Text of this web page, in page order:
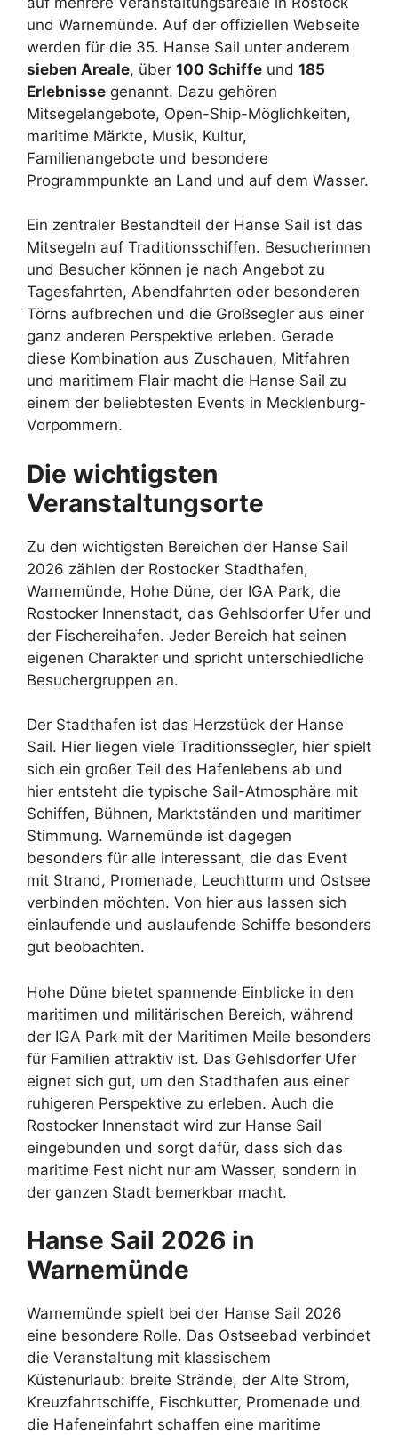
und Warnemünde. Auf der offiziellen Webseite
werden für die 35. Hanse Sail unter anderem
sieben Areale, über 100 Schiffe und 185
Erlebnisse genannt. Dazu gehören
Mitsegelangebote, Open-Ship-Möglichkeiten,
maritime Märkte, Musik, Kultur,
Familienangebote und besondere
Programmpunkte an Land und auf dem Wasser.
Ein zentraler Bestandteil der Hanse Sail ist das
Mitsegeln auf Traditionsschiffen. Besucherinnen
und Besucher können je nach Angebot zu
Tagesfahrten, Abendfahrten oder besonderen
Törns aufbrechen und die Großsegler aus einer
ganz anderen Perspektive erleben. Gerade
diese Kombination aus Zuschauen, Mitfahren
und maritimem Flair macht die Hanse Sail zu
einem der beliebtesten Events in Mecklenburg-
Vorpommern.
Die wichtigsten
Veranstaltungsorte
Zu den wichtigsten Bereichen der Hanse Sail
2026 zählen der Rostocker Stadthafen,
Warnemünde, Hohe Düne, der IGA Park, die
Rostocker Innenstadt, das Gehlsdorfer Ufer und
der Fischereihafen. Jeder Bereich hat seinen
eigenen Charakter und spricht unterschiedliche
Besuchergruppen an.
Der Stadthafen ist das Herzstück der Hanse
Sail. Hier liegen viele Traditionssegler, hier spielt
sich ein großer Teil des Hafenlebens ab und
hier entsteht die typische Sail-Atmosphäre mit
Schiffen, Bühnen, Marktständen und maritimer
Stimmung. Warnemünde ist dagegen
besonders für alle interessant, die das Event
mit Strand, Promenade, Leuchtturm und Ostsee
verbinden möchten. Von hier aus lassen sich
einlaufende und auslaufende Schiffe besonders
gut beobachten.
Hohe Düne bietet spannende Einblicke in den
maritimen und militärischen Bereich, während
der IGA Park mit der Maritimen Meile besonders
für Familien attraktiv ist. Das Gehlsdorfer Ufer
eignet sich gut, um den Stadthafen aus einer
ruhigeren Perspektive zu erleben. Auch die
Rostocker Innenstadt wird zur Hanse Sail
eingebunden und sorgt dafür, dass sich das
maritime Fest nicht nur am Wasser, sondern in
der ganzen Stadt bemerkbar macht.
Hanse Sail 2026 in
Warnemünde
Warnemünde spielt bei der Hanse Sail 2026
eine besondere Rolle. Das Ostseebad verbindet
die Veranstaltung mit klassischem
Küstenurlaub: breite Strände, der Alte Strom,
Kreuzfahrtschiffe, Fischkutter, Promenade und
die Hafeneinfahrt schaffen eine maritime